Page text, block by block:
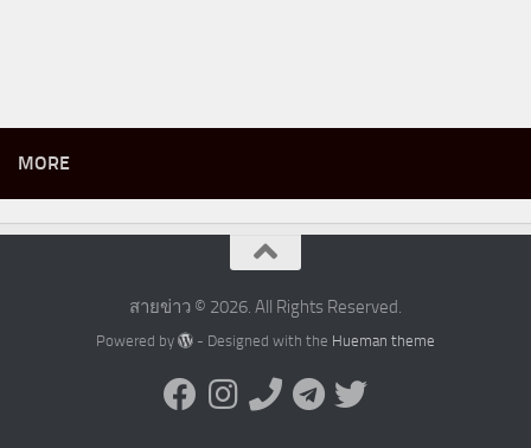
MORE
สายข่าว © 2026. All Rights Reserved.
Powered by - Designed with the Hueman theme